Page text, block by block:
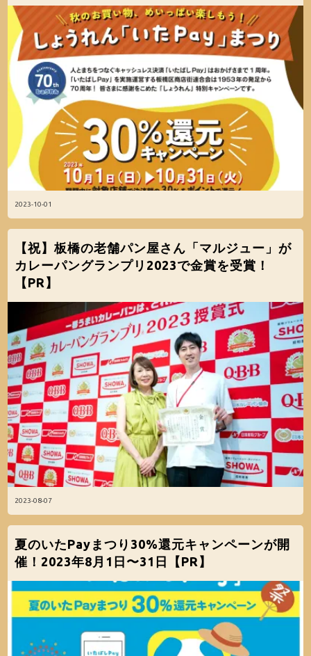
2023-10-01
2023-08-07
【祝】板橋の老舗パン屋さん「マルジュー」が
カレーパングランプリ2023で金賞を受賞！
【PR】
夏のいたPayまつり30%還元キャンペーンが開
催！2023年8月1日〜31日【PR】